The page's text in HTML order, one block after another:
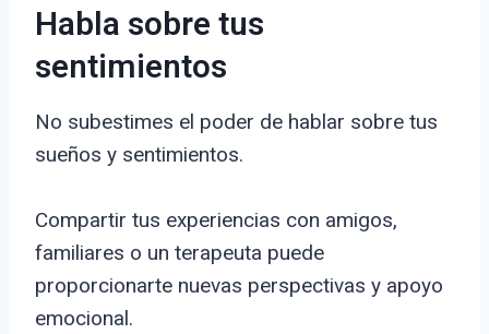
Habla sobre tus
sentimientos
No subestimes el poder de hablar sobre tus
sueños y sentimientos.
Compartir tus experiencias con amigos,
familiares o un terapeuta puede
proporcionarte nuevas perspectivas y apoyo
emocional.